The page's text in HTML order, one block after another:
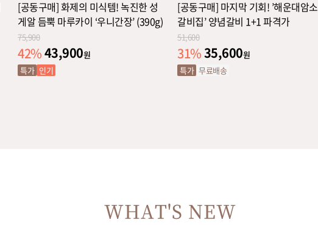
[공동구매] 화제의 미식템! 녹진한 성
게알 듬뿍 마루카이 ‘우니간장’ (390g)
75,900
42%43,900원
특가 인기
[공동구매] 마지막 기회! ’해운대암소
갈비집’ 양념갈비 1+1 파격가
51,600
31%35,600원
특가 무료배송
WHAT'S NEW